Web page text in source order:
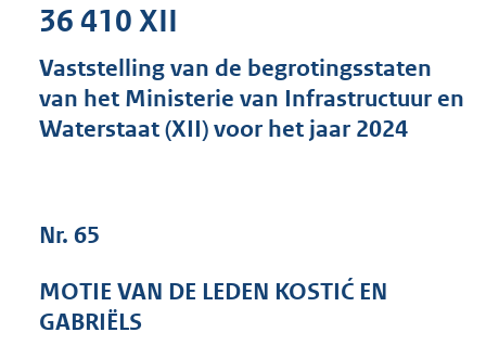
s
g
r
3
36 410 XII
Vaststelling van de begrotingsstaten
van het Ministerie van Infrastructuur en
Waterstaat (XII) voor het jaar 2024
Nr. 65
MOTIE VAN DE LEDEN KOSTIĆ EN
GABRIËLS